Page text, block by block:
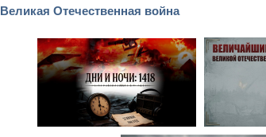
Великая Отечественная война